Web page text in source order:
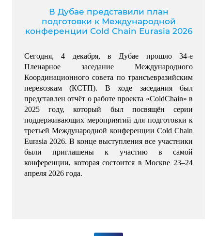
В Дубае представили план
подготовки к Международной
конференции Cold Chain Eurasia 2026
Сегодня, 4 декабря, в Дубае прошло 34-е
Пленарное заседание Международного
Координационного совета по трансъевразийским
перевозкам (КСТП). В ходе заседания был
представлен отчёт о работе проекта «ColdChain» в
2025 году, который был посвящён серии
поддерживающих мероприятий для подготовки к
третьей Международной конференции Cold Chain
Eurasia 2026. В конце выступления все участники
были приглашены к участию в самой
конференции, которая состоится в Москве 23–24
апреля 2026 года.